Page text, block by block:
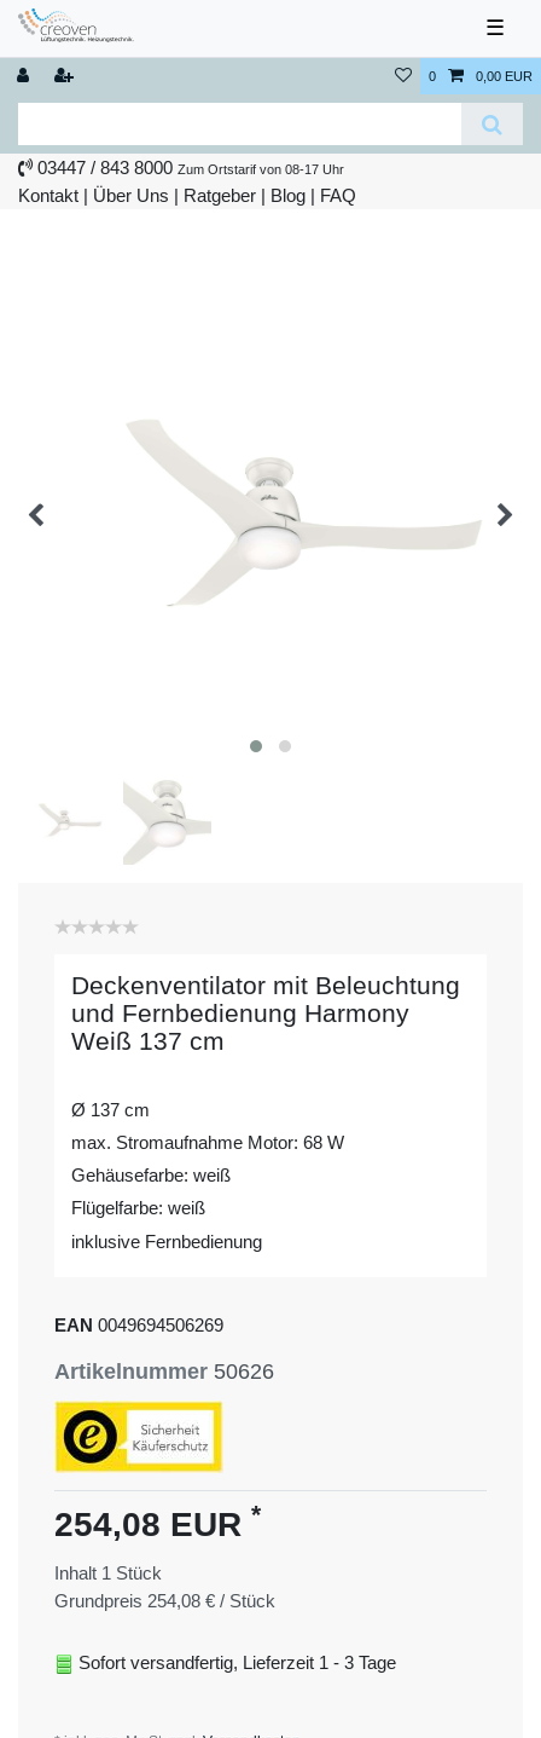
☰
0 0,00 EUR
03447 / 843 8000 Zum Ortstarif von 08-17 Uhr
Kontakt | Über Uns | Ratgeber | Blog | FAQ
Deckenventilator mit Beleuchtung
und Fernbedienung Harmony
Weiß 137 cm
Ø 137 cm
max. Stromaufnahme Motor: 68 W
Gehäusefarbe: weiß
Flügelfarbe: weiß
inklusive Fernbedienung
EAN 0049694506269
Artikelnummer 50626
254,08 EUR *
Inhalt 1 Stück
Grundpreis 254,08 € / Stück
Sofort versandfertig, Lieferzeit 1 - 3 Tage